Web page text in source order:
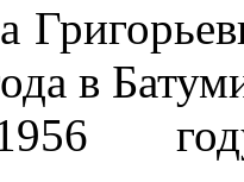
в
году